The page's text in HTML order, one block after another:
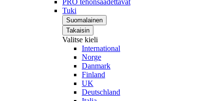
PRO tehonsäädettävät
Tuki
Suomalainen
Takaisin
Valitse kieli
International
Norge
Danmark
Finland
UK
Deutschland